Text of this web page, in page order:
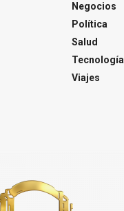
Negocios
Política
Salud
Tecnología
Viajes